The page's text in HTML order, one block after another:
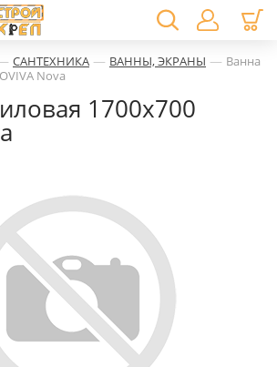
САНТЕХНИКА — ВАННЫ, ЭКРАНЫ — Ванна
Nova
1700х700